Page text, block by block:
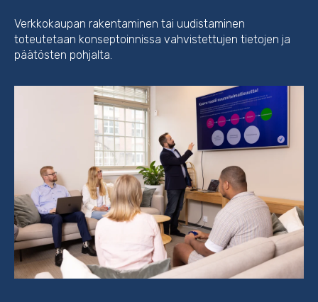
Verkkokaupan rakentaminen tai uudistaminen
toteutetaan konseptoinnissa vahvistettujen tietojen ja
päätösten pohjalta.